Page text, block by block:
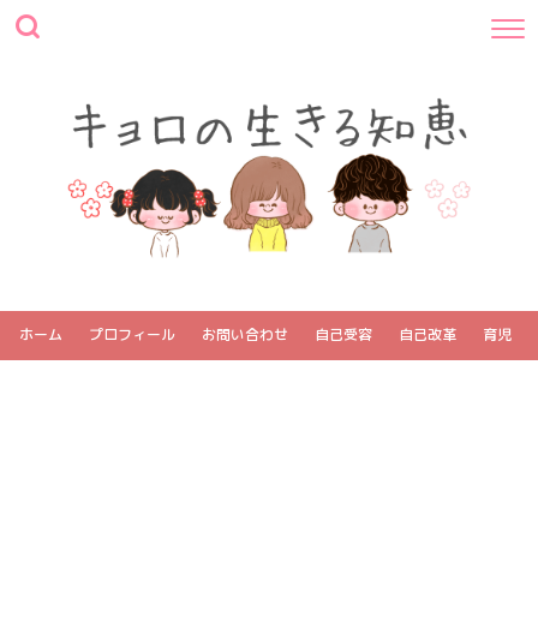
ホーム プロフィール お問い合わせ 自己受容 自己改革 育児